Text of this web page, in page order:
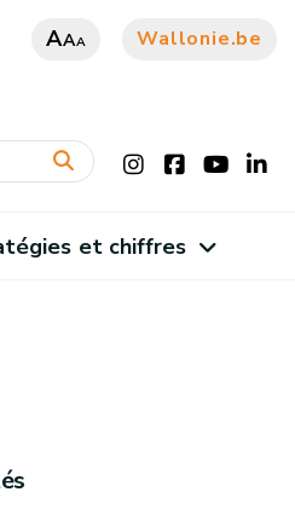
AAA Wallonie.be
et chiffres